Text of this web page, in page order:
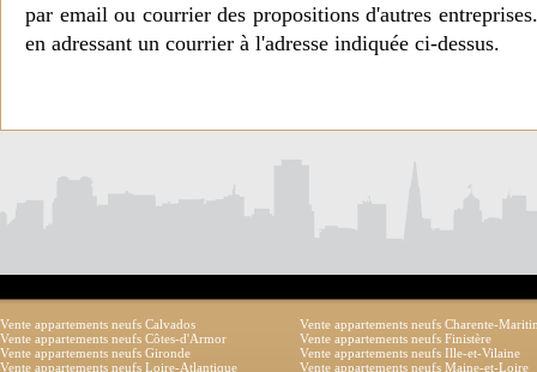
par email ou courrier des propositions d'autres
en adressant un courrier à l'adresse indiquée ci-dessus.
Vente appartements neufs Calvados
Vente appartements neufs Charente-
Vente appartements neufs Côtes-d'Armor
Vente appartements neufs Finistère
Vente appartements neufs Gironde
Vente appartements neufs Ille-et-Vilaine
Vente appartements neufs Loire-Atlantique
Vente appartements neufs Maine-et-Loire